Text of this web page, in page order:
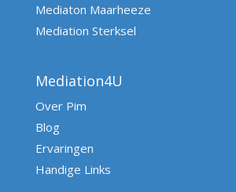
Mediaton Maarheeze
Mediation Sterksel
Mediation4U
Over Pim
Blog
Ervaringen
Handige Links